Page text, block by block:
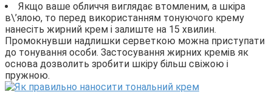
Якщо ваше обличчя виглядає втомленим, а шкіра
в\’ялою, то перед використанням тонуючого крему
нанесіть жирний крем і залиште на 15 хвилин.
Промокнувши надлишки серветкою можна приступати
до тонування особи. Застосування жирних кремів як
основа дозволить зробити шкіру більш свіжою і
пружною.